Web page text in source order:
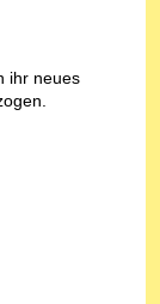
ihr neues